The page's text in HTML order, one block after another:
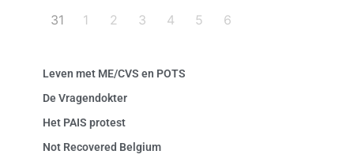
31
1 2 3 4 5 6
Leven met ME/CVS en POTS
De Vragendokter
Het PAIS protest
Not Recovered Belgium